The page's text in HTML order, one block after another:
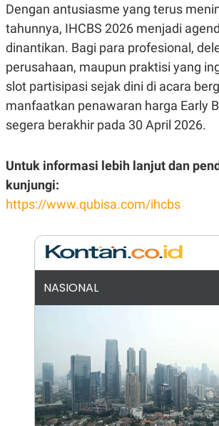
K
G
M
E
I
.
I
D
SITEMAPPROFILETERM
PEDOMAN
PRIVACY
Dengan antusiasme yang terus
tahunnya, IHCBS 2026 menjadi
dinantikan. Bagi para profesional,
perusahaan, maupun praktisi yang
slot partisipasi sejak dini di acara
manfaatkan penawaran harga Early
segera berakhir pada 30 April 2026.
Untuk informasi lebih lanjut dan
kunjungi:
https://www.qubisa.com/ihcbs
NASIONAL